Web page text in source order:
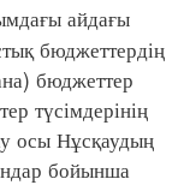
айдағы
бюджеттердің
бюджеттер
түсімдерінің
осы Нұсқаудың
бойынша